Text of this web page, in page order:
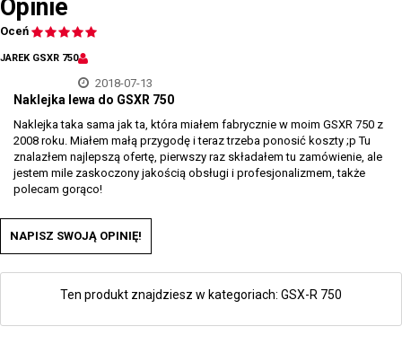
Opinie
Oceń
JAREK GSXR 750
2018-07-13
Naklejka lewa do GSXR 750
Naklejka taka sama jak ta, która miałem fabrycznie w moim GSXR 750 z
2008 roku. Miałem małą przygodę i teraz trzeba ponosić koszty ;p Tu
znalazłem najlepszą ofertę, pierwszy raz składałem tu zamówienie, ale
jestem mile zaskoczony jakością obsługi i profesjonalizmem, także
polecam gorąco!
NAPISZ SWOJĄ OPINIĘ!
Ten produkt znajdziesz w kategoriach: GSX-R 750